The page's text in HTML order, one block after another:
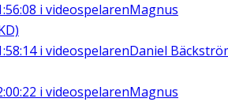
i videospelarenMagnus
i videospelarenDaniel
i videospelarenMagnus